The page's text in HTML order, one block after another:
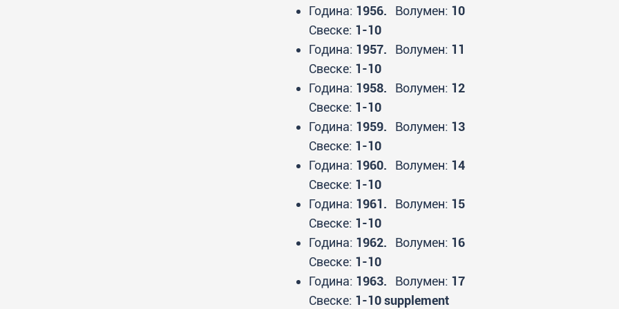
Година: 1956. Волумен: 10
Свеске: 1-10
Година: 1957. Волумен: 11
Свеске: 1-10
Година: 1958. Волумен: 12
Свеске: 1-10
Година: 1959. Волумен: 13
Свеске: 1-10
Година: 1960. Волумен: 14
Свеске: 1-10
Година: 1961. Волумен: 15
Свеске: 1-10
Година: 1962. Волумен: 16
Свеске: 1-10
Година: 1963. Волумен: 17
Свеске: 1-10 supplement